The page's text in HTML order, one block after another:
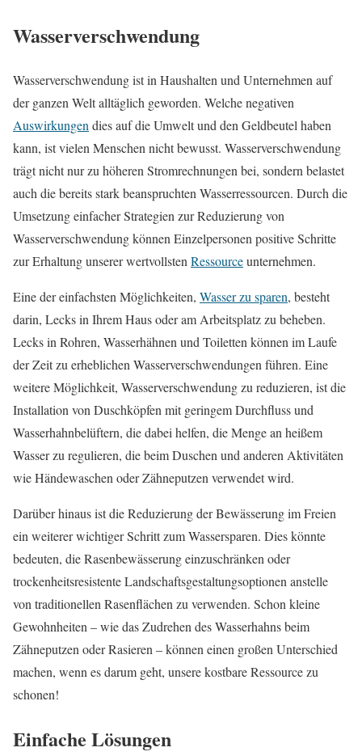
Wasserverschwendung
Wasserverschwendung ist in Haushalten und Unternehmen auf
der ganzen Welt alltäglich geworden. Welche negativen
Auswirkungen dies auf die Umwelt und den Geldbeutel haben
kann, ist vielen Menschen nicht bewusst. Wasserverschwendung
trägt nicht nur zu höheren Stromrechnungen bei, sondern belastet
auch die bereits stark beanspruchten Wasserressourcen. Durch die
Umsetzung einfacher Strategien zur Reduzierung von
Wasserverschwendung können Einzelpersonen positive Schritte
zur Erhaltung unserer wertvollsten Ressourceunternehmen.
Eine der einfachsten Möglichkeiten, Wasser zu sparen, besteht
darin, Lecks in Ihrem Haus oder am Arbeitsplatz zu beheben.
Lecks in Rohren, Wasserhähnen und Toiletten können im Laufe
der Zeit zu erheblichen Wasserverschwendungen führen. Eine
weitere Möglichkeit, Wasserverschwendung zu reduzieren, ist die
Installation von Duschköpfen mit geringem Durchfluss und
Wasserhahnbelüftern, die dabei helfen, die Menge an heißem
Wasser zu regulieren, die beim Duschen und anderen Aktivitäten
wie Händewaschen oder Zähneputzen verwendet wird.
Darüber hinaus ist die Reduzierung der Bewässerung im Freien
ein weiterer wichtiger Schritt zum Wassersparen. Dies könnte
bedeuten, die Rasenbewässerung einzuschränken oder
trockenheitsresistente Landschaftsgestaltungsoptionen anstelle
von traditionellen Rasenflächen zu verwenden. Schon kleine
Gewohnheiten – wie das Zudrehen des Wasserhahns beim
Zähneputzen oder Rasieren – können einen großen Unterschied
machen, wenn es darum geht, unsere kostbare Ressource zu
schonen!
Einfache Lösungen